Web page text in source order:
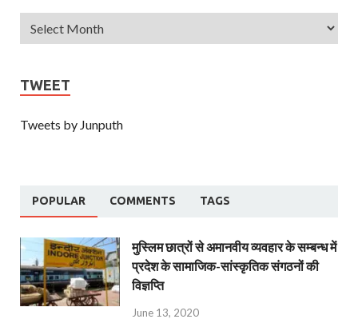
TWEET
Tweets by Junputh
POPULAR COMMENTS TAGS
मुस्लिम छात्रों से अमानवीय व्यवहार के सम्बन्ध में
प्रदेश के सामाजिक-सांस्कृतिक संगठनों की
विज्ञप्ति
June 13, 2020